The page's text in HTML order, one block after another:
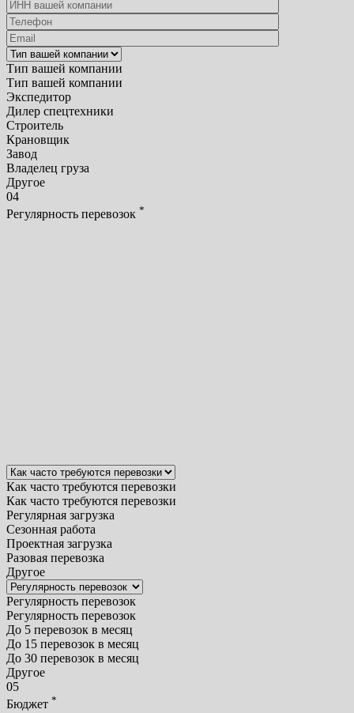
Тип вашей компании
Тип вашей компании
Экспедитор
Дилер спецтехники
Строитель
Крановщик
Завод
Владелец груза
Другое
04
Регулярность перевозок *
Как часто требуются перевозки
Как часто требуются перевозки
Регулярная загрузка
Сезонная работа
Проектная загрузка
Разовая перевозка
Другое
Регулярность перевозок
Регулярность перевозок
До 5 перевозок в месяц
До 15 перевозок в месяц
До 30 перевозок в месяц
Другое
05
Бюджет *